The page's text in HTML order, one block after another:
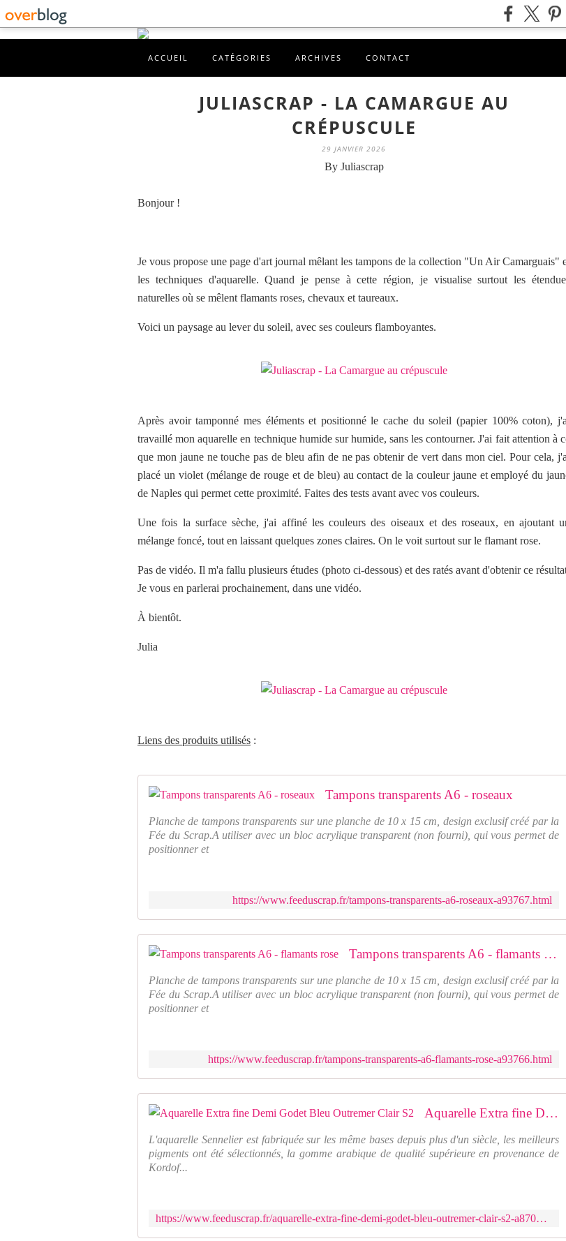
ACCUEIL CATÉGORIES ARCHIVES CONTACT
JULIASCRAP - LA CAMARGUE AU
CRÉPUSCULE
29 JANVIER 2026
By Juliascrap
Bonjour !
Je vous propose une page d'art journal mêlant les tampons de la collection "Un Air Camarguais"
les techniques d'aquarelle. Quand je pense à cette région, je visualise surtout les
naturelles où se mêlent flamants roses, chevaux et taureaux.
Voici un paysage au lever du soleil, avec ses couleurs flamboyantes.
Après avoir tamponné mes éléments et positionné le cache du soleil (papier 100% coton),
travaillé mon aquarelle en technique humide sur humide, sans les contourner. J'ai fait attention à
que mon jaune ne touche pas de bleu afin de ne pas obtenir de vert dans mon ciel. Pour cela,
placé un violet (mélange de rouge et de bleu) au contact de la couleur jaune et employé du
de Naples qui permet cette proximité. Faites des tests avant avec vos couleurs.
Une fois la surface sèche, j'ai affiné les couleurs des oiseaux et des roseaux, en ajoutant
mélange foncé, tout en laissant quelques zones claires. On le voit surtout sur le flamant rose.
Pas de vidéo. Il m'a fallu plusieurs études (photo ci-dessous) et des ratés avant d'obtenir ce
Je vous en parlerai prochainement, dans une vidéo.
À bientôt.
Julia
Liens des produits utilisés :
Tampons transparents A6 - roseaux
Planche de tampons transparents sur une planche de 10 x 15 cm, design exclusif créé par la
Fée du Scrap.A utiliser avec un bloc acrylique transparent (non fourni), qui vous permet de
positionner et
https://www.feeduscrap.fr/tampons-transparents-a6-roseaux-a93767.html
Tampons transparents A6 - flamants rose
Planche de tampons transparents sur une planche de 10 x 15 cm, design exclusif créé par la
Fée du Scrap.A utiliser avec un bloc acrylique transparent (non fourni), qui vous permet de
positionner et
https://www.feeduscrap.fr/tampons-transparents-a6-flamants-rose-a93766.html
Aquarelle Extra fine Demi Godet Bleu Outremer Clair S2
L'aquarelle Sennelier est fabriquée sur les même bases depuis plus d'un siècle, les meilleurs
pigments ont été sélectionnés, la gomme arabique de qualité supérieure en provenance de
Kordof...
https://www.feeduscrap.fr/aquarelle-extra-fine-demi-godet-bleu-outremer-clair-s2-a87061.html